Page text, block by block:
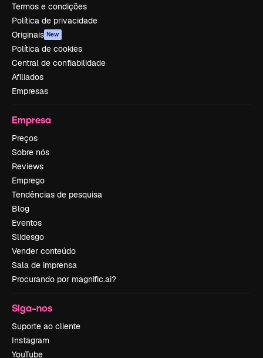
Termos e condições
Política de privacidade
Originais New
Política de cookies
Central de confiabilidade
Afiliados
Empresas
Empresa
Preços
Sobre nós
Reviews
Emprego
Tendências de pesquisa
Blog
Eventos
Slidesgo
Vender conteúdo
Sala de imprensa
Procurando por magnific.ai?
Siga-nos
Suporte ao cliente
Instagram
YouTube